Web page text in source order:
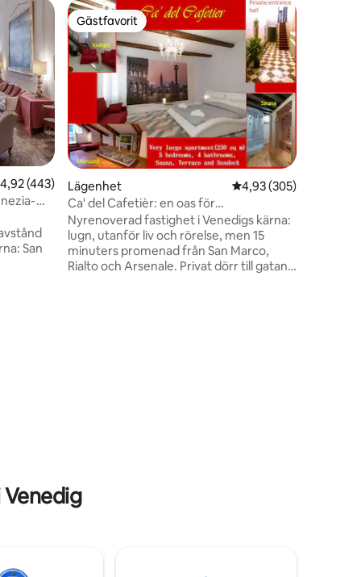
av 5 i genomsnittligt betyg, 443 omdömen
4,92 (443)
San
Gästfavorit
Gästfavorit
Lägenhet 4,93 av 5 i
4,93 (305)
Ca' del Cafetièr: en oas för
familjesammankomster
Nyrenoverad fastighet i Venedigs kärna:
lugn, utanför liv och rörelse, men 15
minuters promenad från San Marco,
Rialto och Arsenale. Privat dörr till gatan,